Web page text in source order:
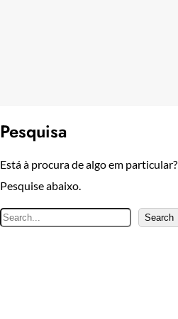
Pesquisa
Está à procura de algo em particular?
Pesquise abaixo.
P
Search